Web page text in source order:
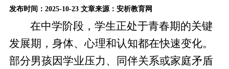
发布时间：2025-10-23 文章来源：安析教育网
在中学阶段，学生正处于青春期的关键
发展期，身体、心理和认知都在快速变化。
部分男孩因学业压力、同伴关系或家庭矛盾